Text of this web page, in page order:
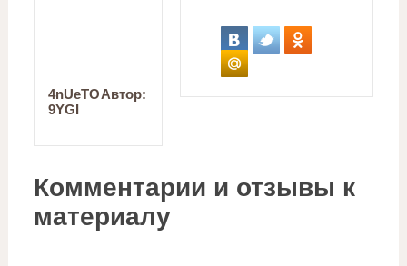
Автор:
4nUeTO
9YGI
Комментарии и отзывы к
материалу